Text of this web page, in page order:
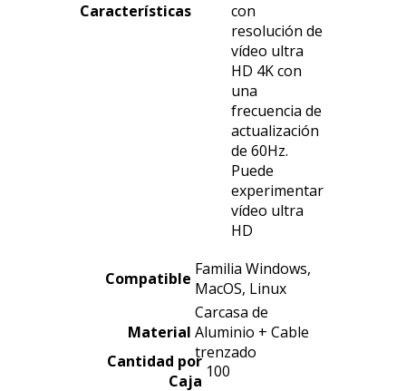
Características
con
resolución de
vídeo ultra
HD 4K con
una
frecuencia de
actualización
de 60Hz.
Puede
experimentar
vídeo ultra
HD
Compatible Familia Windows,
MacOS, Linux
Material
Carcasa de
Aluminio + Cable
trenzado
Cantidad por
Caja 100